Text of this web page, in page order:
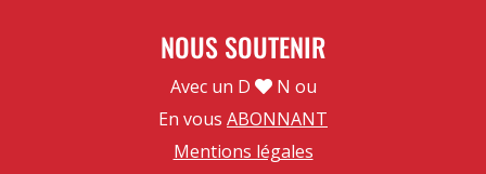
NOUS SOUTENIR
Avec un D
N ou
En vous ABONNANT
Mentions légales